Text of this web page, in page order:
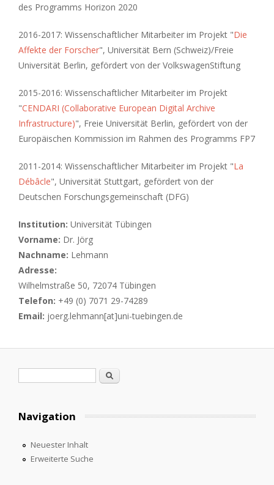
des Programms Horizon 2020
2016-2017: Wissenschaftlicher Mitarbeiter im Projekt "Die
Affekte der Forscher", Universität Bern (Schweiz)/Freie
Universität Berlin, gefördert von der VolkswagenStiftung
2015-2016: Wissenschaftlicher Mitarbeiter im Projekt
"CENDARI (Collaborative European Digital Archive
Infrastructure)", Freie Universität Berlin, gefördert von der
Europäischen Kommission im Rahmen des Programms FP7
2011-2014: Wissenschaftlicher Mitarbeiter im Projekt "La
Débâcle", Universität Stuttgart, gefördert von der
Deutschen Forschungsgemeinschaft (DFG)
Institution: Universität Tübingen
Vorname: Dr. Jörg
Nachname: Lehmann
Adresse:
Wilhelmstraße 50, 72074 Tübingen
Telefon: +49 (0) 7071 29-74289
Email: joerg.lehmann[at]uni-tuebingen.de
Suche
Navigation
Neuester Inhalt
Erweiterte Suche